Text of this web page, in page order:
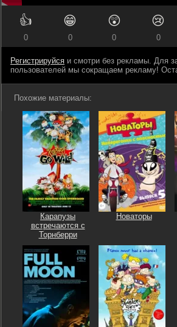
👍
0
😁
0
😲
0
😢
0
Регистрируйся и смотри без рекламы. Для
пользователей мы сокращаем рекламу!
Похожие материалы:
Карапузы
встречаются с
Торнберри
Новаторы